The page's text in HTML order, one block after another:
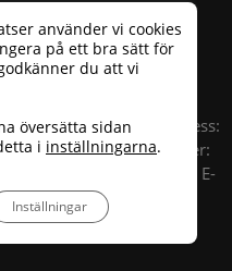
använder vi cookies
på ett bra sätt för
du att vi
översätta sidan
i inställningarna.
Inställningar
Allfargatan 26 | Postadress:
Torsås Telefonnummer:
212000-0696 | E-